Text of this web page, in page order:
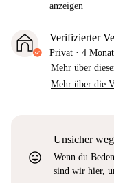
anzeigen
Verifizierter
Privat · 4
Mehr über
Mehr über die
sentiment_very_satisfied
Unsicher
Wenn du
sind wir hier,